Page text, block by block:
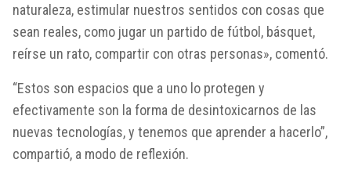
naturaleza, estimular nuestros sentidos con cosas que
sean reales, como jugar un partido de fútbol, básquet,
reírse un rato, compartir con otras personas», comentó.
“Estos son espacios que a uno lo protegen y
efectivamente son la forma de desintoxicarnos de las
nuevas tecnologías, y tenemos que aprender a hacerlo”,
compartió, a modo de reflexión.